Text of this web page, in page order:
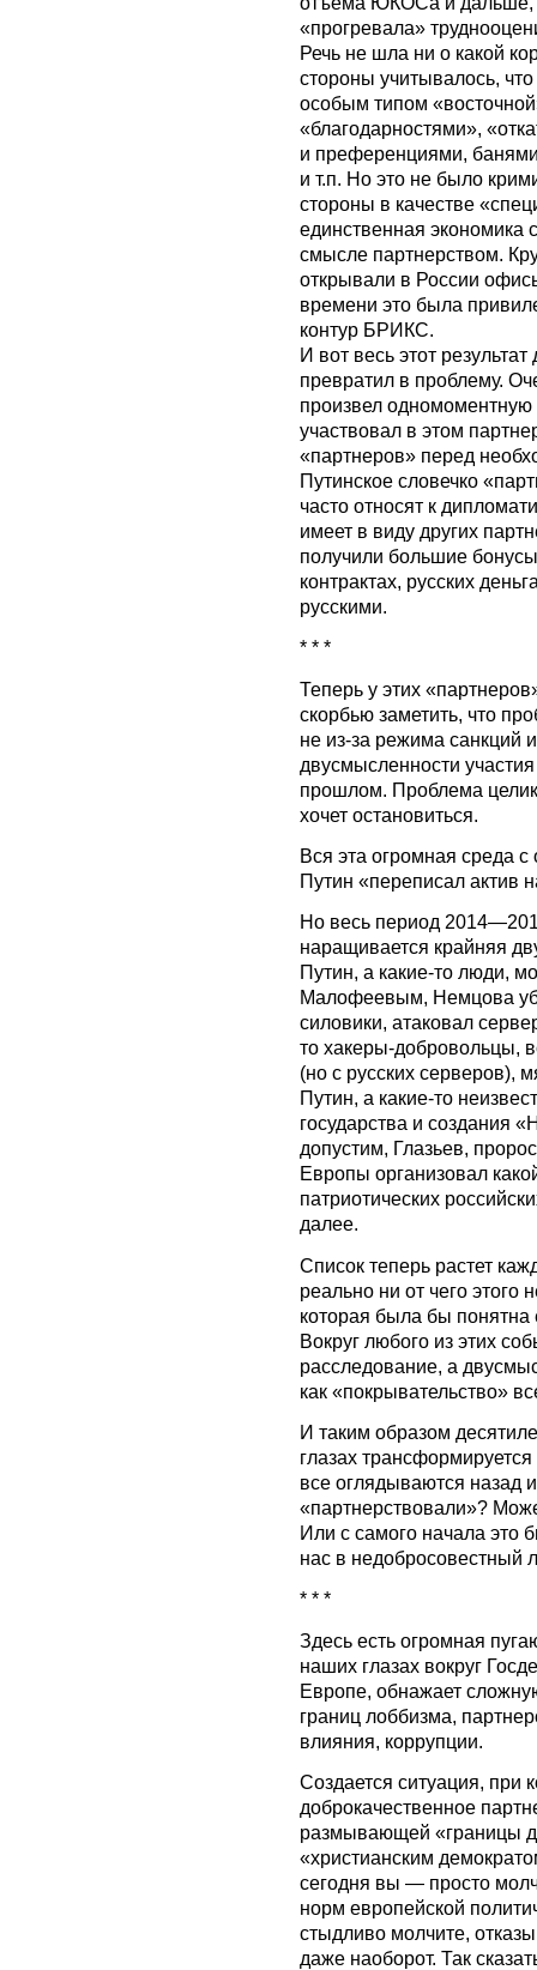
«прогревала»
Речь не шла ни о какой
стороны учитывалось,
особым типом
«благодарностями»,
и преференциями,
и т.п. Но это не было
стороны в качестве
единственная экономика
смысле партнерством.
открывали в России
времени это была
контур БРИКС.
И вот весь этот
превратил в проблему.
произвел одномоментную
участвовал в этом
«партнеров» перед
Путинское словечко
часто относят к
имеет в виду других
получили большие
контрактах, русских
русскими.
* * *
Теперь у этих
скорбью заметить, что
не из-за режима санкций
двусмысленности
прошлом. Проблема
хочет остановиться.
Вся эта огромная среда с
Путин «переписал актив
Но весь период
наращивается крайняя
Путин, а какие-то люди,
Малофеевым, Немцова
силовики, атаковал
то хакеры-добровольцы,
(но с русских серверов),
Путин, а какие-то
государства и создания
допустим, Глазьев,
Европы организовал
патриотических
далее.
Список теперь растет
реально ни от чего этого
которая была бы
Вокруг любого из этих
расследование, а
как «покрывательство»
И таким образом
глазах
все оглядываются назад
«партнерствовали»?
Или с самого начала это
нас в недобросовестный
* * *
Здесь есть огромная
наших глазах вокруг
Европе, обнажает
границ лоббизма,
влияния, коррупции.
Создается ситуация, при
доброкачественное
размывающей «границы
«христианским
сегодня вы — просто
норм европейской
стыдливо молчите,
даже наоборот. Так